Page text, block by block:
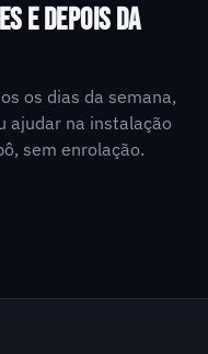
E DEPOIS DA
os dias da semana,
ajudar na instalação
sem enrolação.